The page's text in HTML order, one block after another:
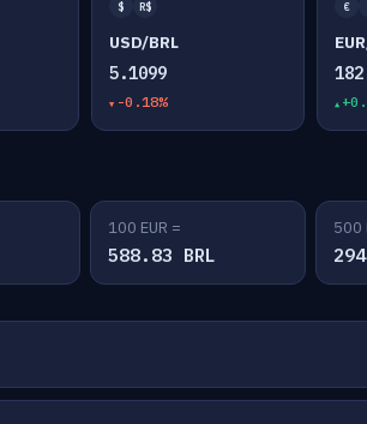
$ R$
USD/BRL
5.1099
-0.18%
€
100 EUR =
588.83 BRL
500